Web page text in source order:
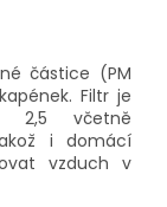
částice (PM
Filtr je
2,5 včetně
i domácí
vzduch v